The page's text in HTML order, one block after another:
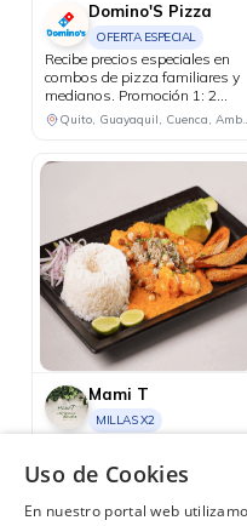
Domino'S Pizza
OFERTA ESPECIAL
Recibe precios especiales en
combos de pizza familiares y
medianos. Promoción 1: 2
pizzas familiares hasta 4
ingredientes + 1 bebida
Promoción 2: 2 pizzas
medianas de 1 ingrediente + 1
bebida familiar por USD 18.48.
Quito, Guayaquil,
Mami T
MILLAS X2
Guayaquil
Uso de Cookies
En nuestro portal web